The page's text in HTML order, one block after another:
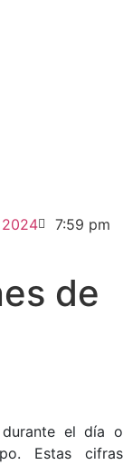
7:59 pm
de
durante el día o
Estas cifras